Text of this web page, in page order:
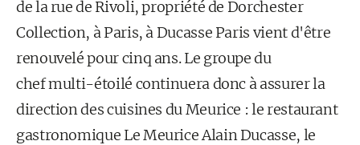
de la rue de Rivoli, propriété de Dorchester
Collection, à Paris, à Ducasse Paris vient d'être
renouvelé pour cinq ans. Le groupe du
chef multi-étoilé continuera donc à assurer la
direction des cuisines du Meurice : le restaurant
gastronomique Le Meurice Alain Ducasse, le